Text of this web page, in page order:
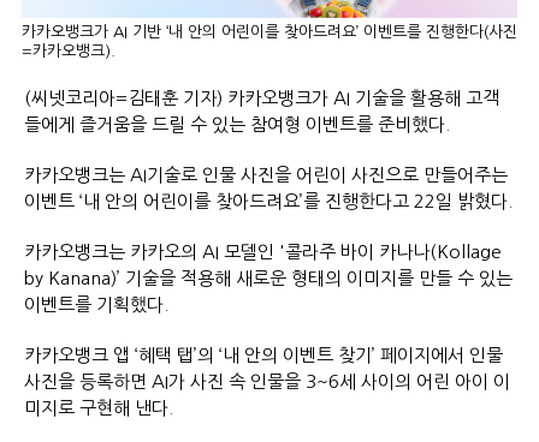
카카오뱅크가 AI 기반 ‘내 안의 어린이를 찾아드려요’ 이벤트를 진행한다(사진
=카카오뱅크).
(씨넷코리아=김태훈 기자) 카카오뱅크가 AI 기술을 활용해 고객
들에게 즐거움을 드릴 수 있는 참여형 이벤트를 준비했다.
카카오뱅크는 AI기술로 인물 사진을 어린이 사진으로 만들어주는
이벤트 ‘내 안의 어린이를 찾아드려요’를 진행한다고 22일 밝혔다.
카카오뱅크는 카카오의 AI 모델인 '콜라주 바이 카나나(Kollage
by Kanana)’ 기술을 적용해 새로운 형태의 이미지를 만들 수 있는
이벤트를 기획했다.
카카오뱅크 앱 ‘혜택 탭’의 ‘내 안의 이벤트 찾기’ 페이지에서 인물
사진을 등록하면 AI가 사진 속 인물을 3~6세 사이의 어린 아이 이
미지로 구현해 낸다.